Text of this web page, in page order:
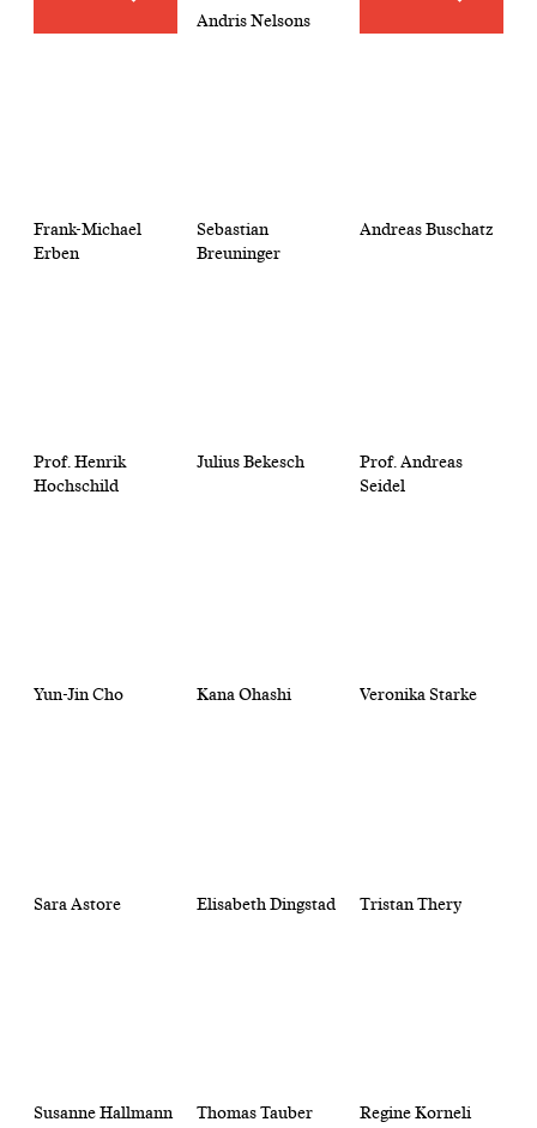
Andris Nelsons
Frank-Michael
Erben
Sebastian
Breuninger
Andreas Buschatz
Prof. Henrik
Hochschild
Julius Bekesch
Prof. Andreas
Seidel
Yun-Jin Cho Kana Ohashi Veronika Starke
Sara Astore Elisabeth Dingstad Tristan Thery
Susanne Hallmann Thomas Tauber Regine Korneli